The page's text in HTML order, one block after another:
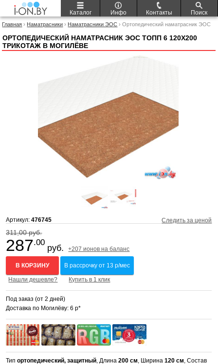
Каталог Инфо Контакты Поиск
Главная › Наматрасники › Наматрасники ЭОС › Ортопедический наматрасник ЭОС
ОРТОПЕДИЧЕСКИЙ НАМАТРАСНИК ЭОС ТОПП 6 120X200
ТРИКОТАЖ В МОГИЛЁВЕ
Артикул:476745 Следить за ценой
311,00 руб.
287.00
руб. +207 ионов на баланс
В КОРЗИНУ В рассрочку от 13 р/мес
Нашли дешевле? Купить в 1 клик
Под заказ (от 2 дней)
Доставка по Могилёву: 6 р*
Типортопедический, защитный, Длина200 см, Ширина120 см, Состав